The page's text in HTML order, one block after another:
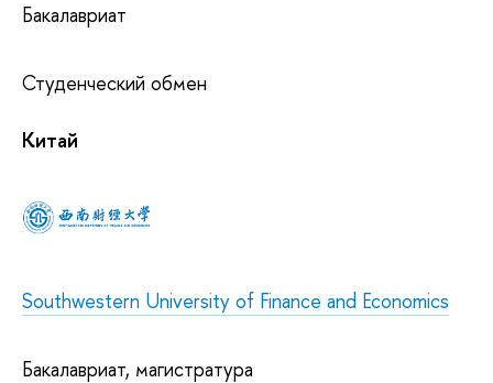
Бакалавриат
Студенческий обмен
Китай
Southwestern University of Finance and Economics
Бакалавриат, магистратура